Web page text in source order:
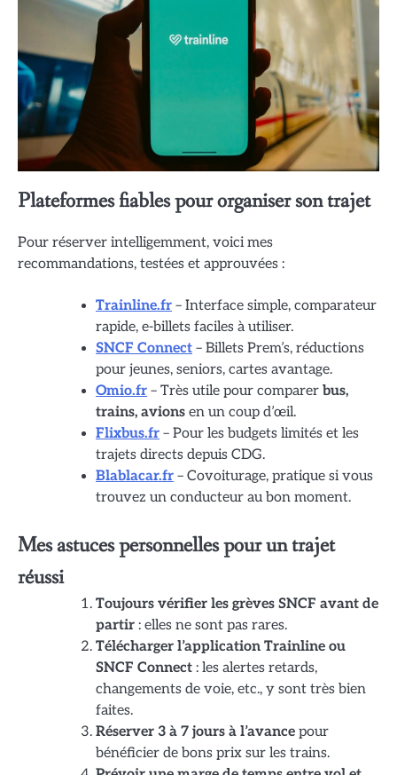
Plateformes fiables pour organiser son trajet
Pour réserver intelligemment, voici mes
recommandations, testées et approuvées :
Trainline.fr – Interface simple, comparateur
rapide, e-billets faciles à utiliser.
SNCF Connect – Billets Prem’s, réductions
pour jeunes, seniors, cartes avantage.
Omio.fr – Très utile pour comparer bus,
trains, avions en un coup d’œil.
Flixbus.fr – Pour les budgets limités et les
trajets directs depuis CDG.
Blablacar.fr – Covoiturage, pratique si vous
trouvez un conducteur au bon moment.
Mes astuces personnelles pour un trajet
réussi
Toujours vérifier les grèves SNCF avant de
partir : elles ne sont pas rares.
Télécharger l’application Trainline ou
SNCF Connect : les alertes retards,
changements de voie, etc., y sont très bien
faites.
Réserver 3 à 7 jours à l’avance pour
bénéficier de bons prix sur les trains.